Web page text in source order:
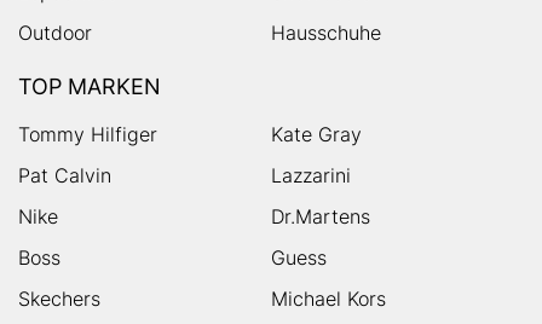
Outdoor
Hausschuhe
TOP MARKEN
Tommy Hilfiger
Kate Gray
Pat Calvin
Lazzarini
Nike
Dr.Martens
Boss
Guess
Skechers
Michael Kors